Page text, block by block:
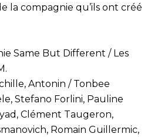
la compagnie qu’ils ont créé
Same But Different / Les
Antonin / Tonbee
Stefano Forlini, Pauline
Clément Taugeron,
Romain Guillermic,